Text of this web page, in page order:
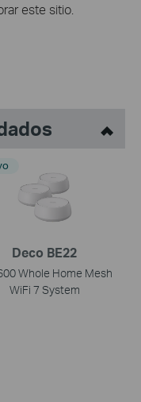
este sitio.
Deco BE22
Whole Home Mesh
WiFi 7 System